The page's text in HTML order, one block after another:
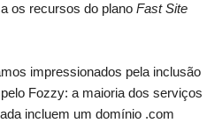
os recursos do plano Fast Site
impressionados pela inclusão
Fozzy: a maioria dos serviços
incluem um domínio .com